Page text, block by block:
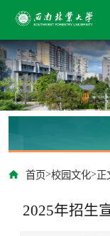
首页>校园文化>正
2025年招生